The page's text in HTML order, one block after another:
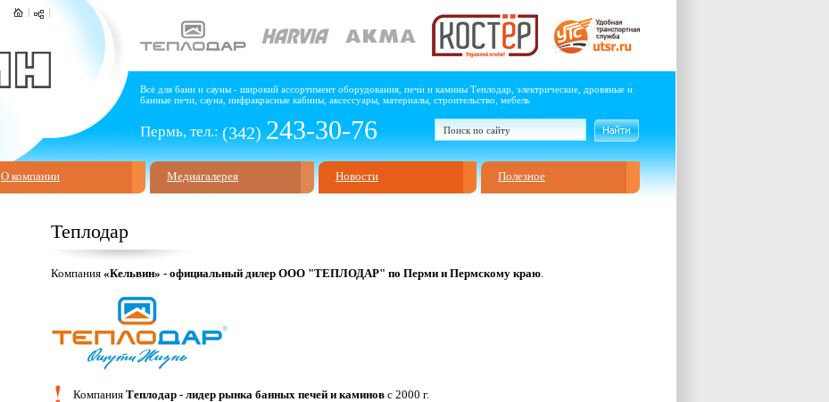
Всё для бани и сауны - широкий ассортимент оборудования, печи и камины Теплодар, электрические, дровяные и
банные печи, сауна, инфракрасные кабины, аксессуары, материалы, строительство, мебель
Пермь, тел.: (342) 243-30-76
О компании Медиагалерея Новости Полезное
Теплодар
Компания «Кельвин» - официальный дилер ООО "ТЕПЛОДАР" по Перми и Пермскому краю.
Компания Теплодар - лидер рынка банных печей и каминов с 2000 г.